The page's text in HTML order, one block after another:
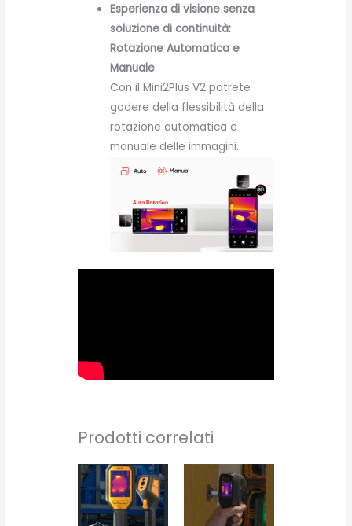
Esperienza di visione senza
soluzione di continuità:
Rotazione Automatica e
Manuale
Con il Mini2Plus V2 potrete
godere della flessibilità della
rotazione automatica e
manuale delle immagini.
Prodotti correlati